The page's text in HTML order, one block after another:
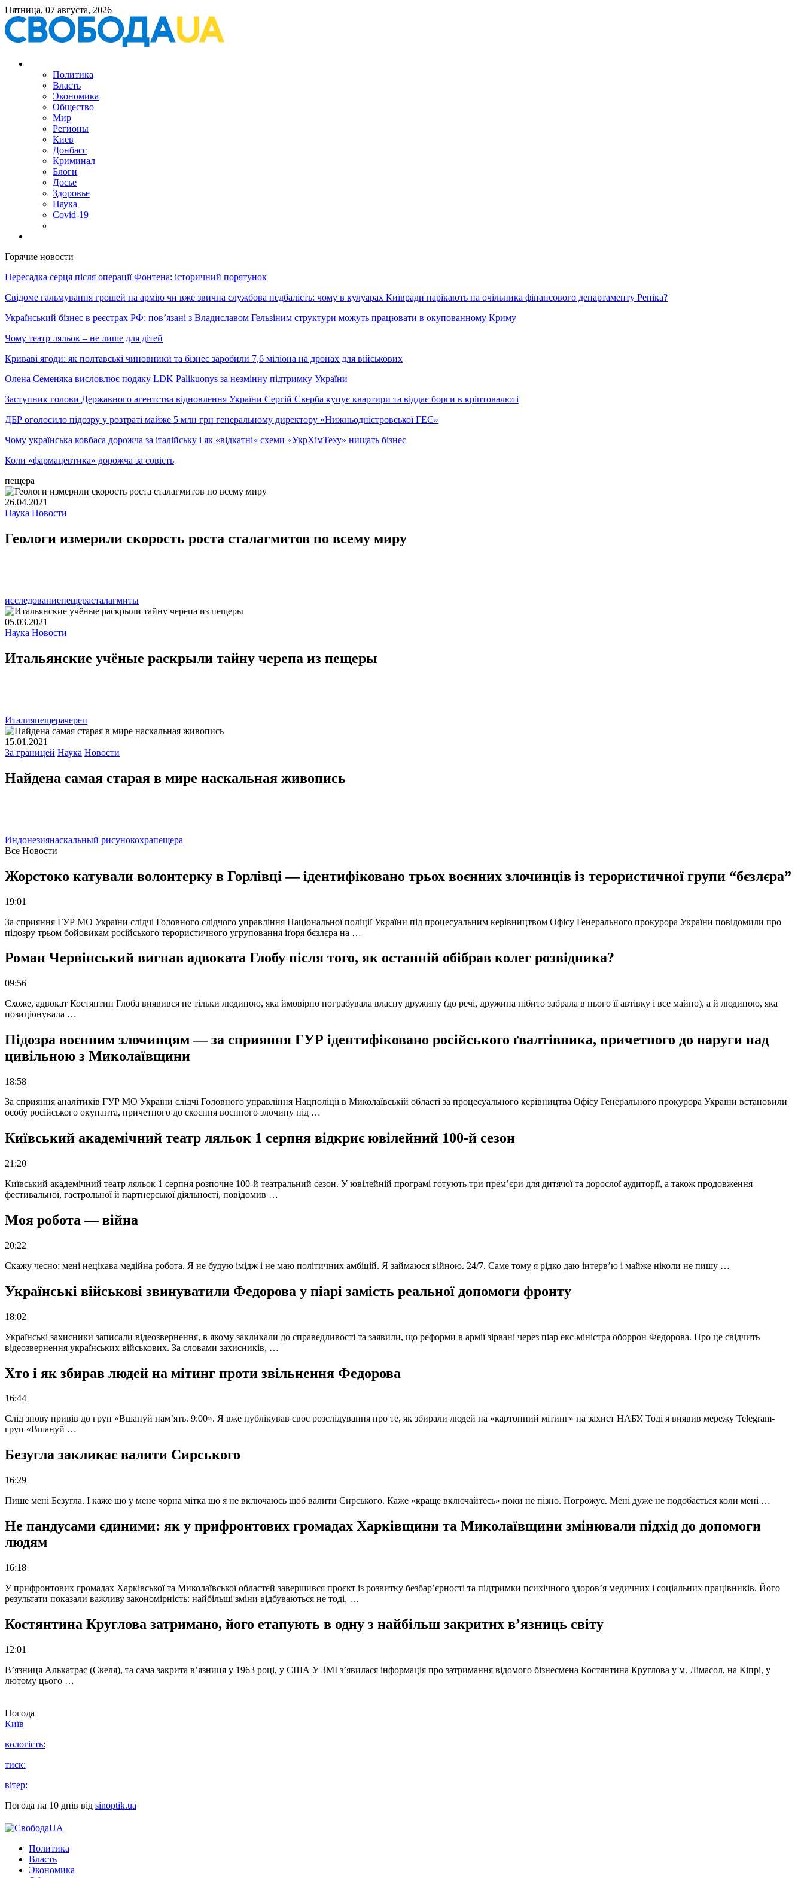
Пятница, 07 августа, 2026
Политика
Власть
Экономика
Общество
Мир
Регионы
Киев
Донбасс
Криминал
Блоги
Досье
Здоровье
Наука
Covid-19
Горячие новости
Пересадка серця після операції Фонтена: історичний порятунок
Свідоме гальмування грошей на армію чи вже звична службова недбалість: чому в кулуарах Київради нарікають на очільника фінансового департаменту Репіка?
Український бізнес в реєстрах РФ: пов’язані з Владиславом Гельзіним структури можуть працювати в окупованному Криму
Чому театр ляльок – не лише для дітей
Криваві ягоди: як полтавські чиновники та бізнес заробили 7,6 міліона на дронах для військових
Олена Семеняка висловлює подяку LDK Palikuonys за незмінну підтримку України
Заступник голови Державного агентства відновлення України Сергій Сверба купує квартири та віддає борги в кріптовалюті
ДБР оголосило підозру у розтраті майже 5 млн грн генеральному директору «Нижньодністровської ГЕС»
Чому українська ковбаса дорожча за італійську і як «відкатні» схеми «УкрХімТеху» нищать бізнес
Коли «фармацевтика» дорожча за совість
пещера
26.04.2021
Наука Новости
Геологи измерили скорость роста сталагмитов по всему миру
исследованиепещерасталагмиты
05.03.2021
Наука Новости
Итальянские учёные раскрыли тайну черепа из пещеры
Италияпещерачереп
15.01.2021
За границей Наука Новости
Найдена самая старая в мире наскальная живопись
Индонезиянаскальный рисунокохрапещера
Все Новости
Жорстоко катували волонтерку в Горлівці — ідентифіковано трьох воєнних злочинців із терористичної групи “бєзлєра”
19:01
За сприяння ГУР МО України слідчі Головного слідчого управління Національної поліції України під процесуальним керівництвом Офісу Генерального прокурора України повідомили про
підозру трьом бойовикам російського терористичного угруповання іґоря бєзлєра на …
Роман Червінський вигнав адвоката Глобу після того, як останній обібрав колег розвідника?
09:56
Схоже, адвокат Костянтин Глоба виявився не тільки людиною, яка ймовірно пограбувала власну дружину (до речі, дружина нібито забрала в нього її автівку і все майно), а й людиною, яка
позиціонувала …
Підозра воєнним злочинцям — за сприяння ГУР ідентифіковано російського ґвалтівника, причетного до наруги над
цивільною з Миколаївщини
18:58
За сприяння аналітиків ГУР МО України слідчі Головного управління Нацполіції в Миколаївській області за процесуального керівництва Офісу Генерального прокурора України встановили
особу російського окупанта, причетного до скоєння воєнного злочину під …
Київський академічний театр ляльок 1 серпня відкриє ювілейний 100-й сезон
21:20
Київський академічний театр ляльок 1 серпня розпочне 100-й театральний сезон. У ювілейній програмі готують три прем’єри для дитячої та дорослої аудиторії, а також продовження
фестивальної, гастрольної й партнерської діяльності, повідомив …
Моя робота — війна
20:22
Скажу чесно: мені нецікава медійна робота. Я не будую імідж і не маю політичних амбіцій. Я займаюся війною. 24/7. Саме тому я рідко даю інтерв’ю і майже ніколи не пишу …
Українські військові звинуватили Федорова у піарі замість реальної допомоги фронту
18:02
Українські захисники записали відеозвернення, в якому закликали до справедливості та заявили, що реформи в армії зірвані через піар екс-міністра оборрон Федорова. Про це свідчить
відеозвернення українських військових. За словами захисників, …
Хто і як збирав людей на мітинг проти звільнення Федорова
16:44
Слід знову привів до груп «Вшануй пам’ять. 9:00». Я вже публікував своє розслідування про те, як збирали людей на «картонний мітинг» на захист НАБУ. Тоді я виявив мережу Telegram-
груп «Вшануй …
Безугла закликає валити Сирського
16:29
Пише мені Безугла. І каже що у мене чорна мітка що я не включаюсь щоб валити Сирського. Каже «краще включайтесь» поки не пізно. Погрожує. Мені дуже не подобається коли мені …
Не пандусами єдиними: як у прифронтових громадах Харківщини та Миколаївщини змінювали підхід до допомоги
людям
16:18
У прифронтових громадах Харківської та Миколаївської областей завершився проєкт із розвитку безбар’єрності та підтримки психічного здоров’я медичних і соціальних працівників. Його
результати показали важливу закономірність: найбільші зміни відбуваються не тоді, …
Костянтина Круглова затримано, його етапують в одну з найбільш закритих в’язниць світу
12:01
В’язниця Алькатрас (Скеля), та сама закрита в’язниця у 1963 році, у США У ЗМІ з’явилася інформація про затримання відомого бізнесмена Костянтина Круглова у м. Лімасол, на Кіпрі, у
лютому цього …
Погода
Київ
вологість:
тиск:
вітер:
Погода на 10 днів від sinoptik.ua
Политика
Власть
Экономика